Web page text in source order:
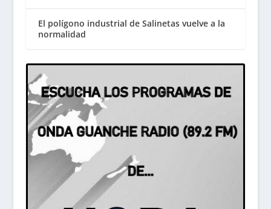
El polígono industrial de Salinetas vuelve a la
normalidad